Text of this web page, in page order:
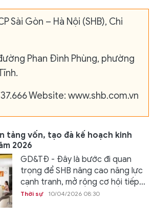
Sài Gòn – Hà Nội (SHB), Chi
Phan Đình Phùng, phường
Website: www.shb.com.vn
tảng vốn, tạo đà kế hoạch kinh
2026
GD&TĐ - Đây là bước đi quan
trọng để SHB nâng cao năng lực
cạnh tranh, mở rộng cơ hội tiếp...
Thời sự 10/04/2026 08:30